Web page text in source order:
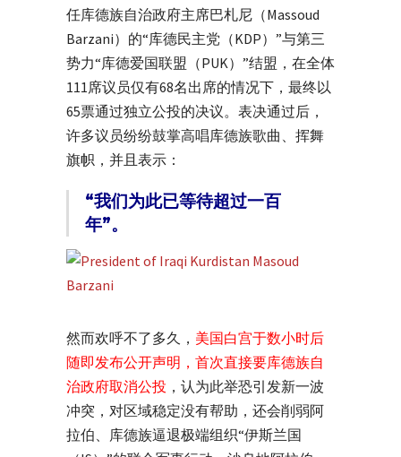
任库德族自治政府主席巴札尼（Massoud
Barzani）的“库德民主党（KDP）”与第三
势力“库德爱国联盟（PUK）”结盟，在全体
111席议员仅有68名出席的情况下，最终以
65票通过独立公投的决议。表决通过后，
许多议员纷纷鼓掌高唱库德族歌曲、挥舞
旗帜，并且表示：
“我们为此已等待超过一百
年”。
然而欢呼不了多久， 美国白宫于数小时后
随即发布公开声明，首次直接要库德族自
治政府取消公投 ，认为此举恐引发新一波
冲突，对区域稳定没有帮助，还会削弱阿
拉伯、库德族逼退极端组织“伊斯兰国